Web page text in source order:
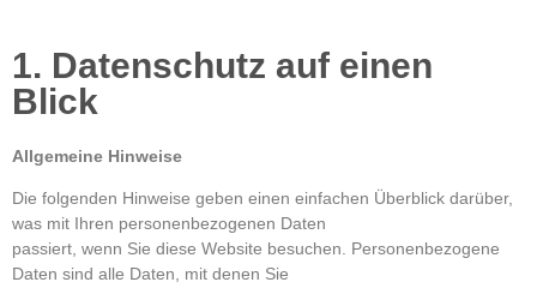
1. Datenschutz auf einen
Blick
Allgemeine Hinweise
Die folgenden Hinweise geben einen einfachen Überblick darüber,
was mit Ihren personenbezogenen Daten
passiert, wenn Sie diese Website besuchen. Personenbezogene
Daten sind alle Daten, mit denen Sie